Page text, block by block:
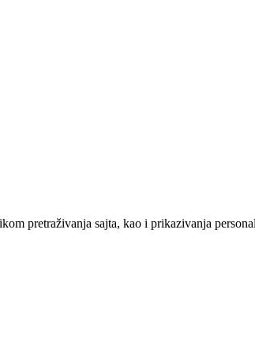
pretraživanja sajta, kao i prikazivanja